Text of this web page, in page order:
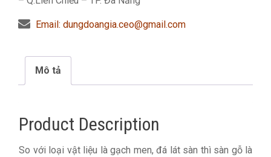
Email: dungdoangia.ceo@gmail.com
Mô tả
Product Description
So với loại vật liệu là gạch men, đá lát sàn thì sàn gỗ là